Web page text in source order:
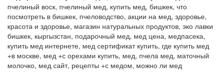
пчелиный воск, пчелиный мед, купить мед, бишкек, что
посмотреть в бишкек, пчеловодство, акции на мед, здоровье,
красота и здоровье, магазин натуральных продуктов, эко лавки
бишкек, кыргызстан, подарочный мед, мед цена, медпасека,
купить мед интернете, мед сертификат купить, где купить мед
+в москве, мед +с орехами купить, мед, пчела мед, маточный
молочко, мед сайт, рецепты +с медом, можно ли мед